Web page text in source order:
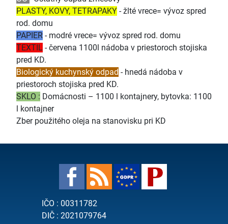
PLASTY, KOVY, TETRAPAKY - žlté vrece= vývoz spred
rod. domu
PAPIER - modré vrece= vývoz spred rod. domu
TEXTIL - červena 1100l nádoba v priestoroch stojiska
pred KD.
Biologický kuchynský odpad - hnedá nádoba v
priestoroch stojiska pred KD.
SKLO : Domácnosti – 1100 l kontajnery, bytovka: 1100
l kontajner
Zber použitého oleja na stanovisku pri KD
IČO : 00311782
DIČ : 2021079764